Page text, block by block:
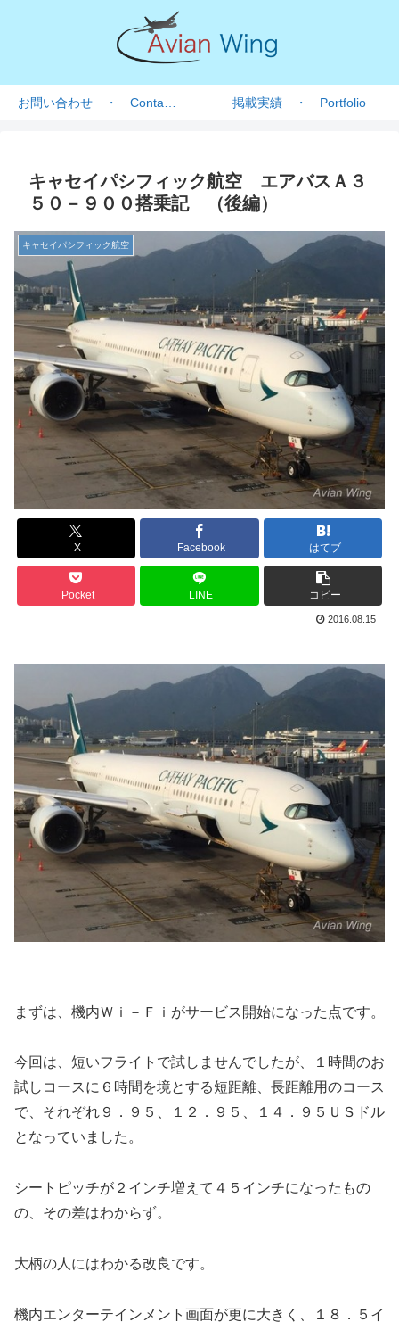
掲載実績 ・ Portfolio
キャセイパシフィック航空 エアバスＡ３
５０－９００搭乗記 （後編）
キャセイパシフィック航空
X Facebook はてブ
Pocket LINE コピー
2016.08.15
ま ずは、機内Ｗｉ－Ｆｉがサービス開始になった点です。
今回は、短いフライトで試しませんでしたが、１時間のお
試しコースに６時間を境とする短距離、長距離用のコース
で、それぞれ９．９５、１２．９５、１４．９５ＵＳドル
となっていました。
シートピッチが２インチ増えて４５インチになったもの
の、その差はわからず。
大柄の人にはわかる改良です。
機内エンターテインメント画面が更に大きく、１８．５イ